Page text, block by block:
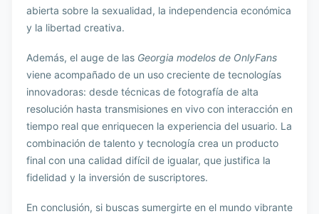
abierta sobre la sexualidad, la independencia económica
y la libertad creativa.
Además, el auge de las Georgia modelos de OnlyFans
viene acompañado de un uso creciente de tecnologías
innovadoras: desde técnicas de fotografía de alta
resolución hasta transmisiones en vivo con interacción en
tiempo real que enriquecen la experiencia del usuario. La
combinación de talento y tecnología crea un producto
final con una calidad difícil de igualar, que justifica la
fidelidad y la inversión de suscriptores.
En conclusión, si buscas sumergirte en el mundo vibrante